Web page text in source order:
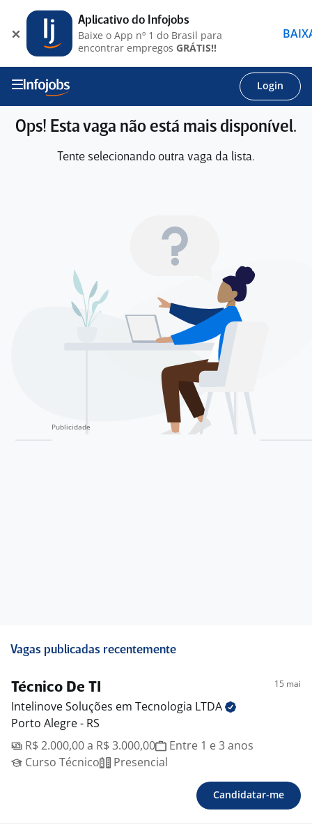
Login
Ops! Esta vaga não está mais disponível.
Tente selecionando outra vaga da lista.
Vagas publicadas recentemente
Técnico De TI 15 mai
Intelinove Soluções em Tecnologia LTDA
Porto Alegre - RS
R$ 2.000,00 a R$ 3.000,00
Entre 1 e 3 anos
Curso Técnico
Presencial
Candidatar-me
Aplicativo do Infojobs
Baixe o App nº 1 do Brasil para
encontrar empregos GRÁTIS!!